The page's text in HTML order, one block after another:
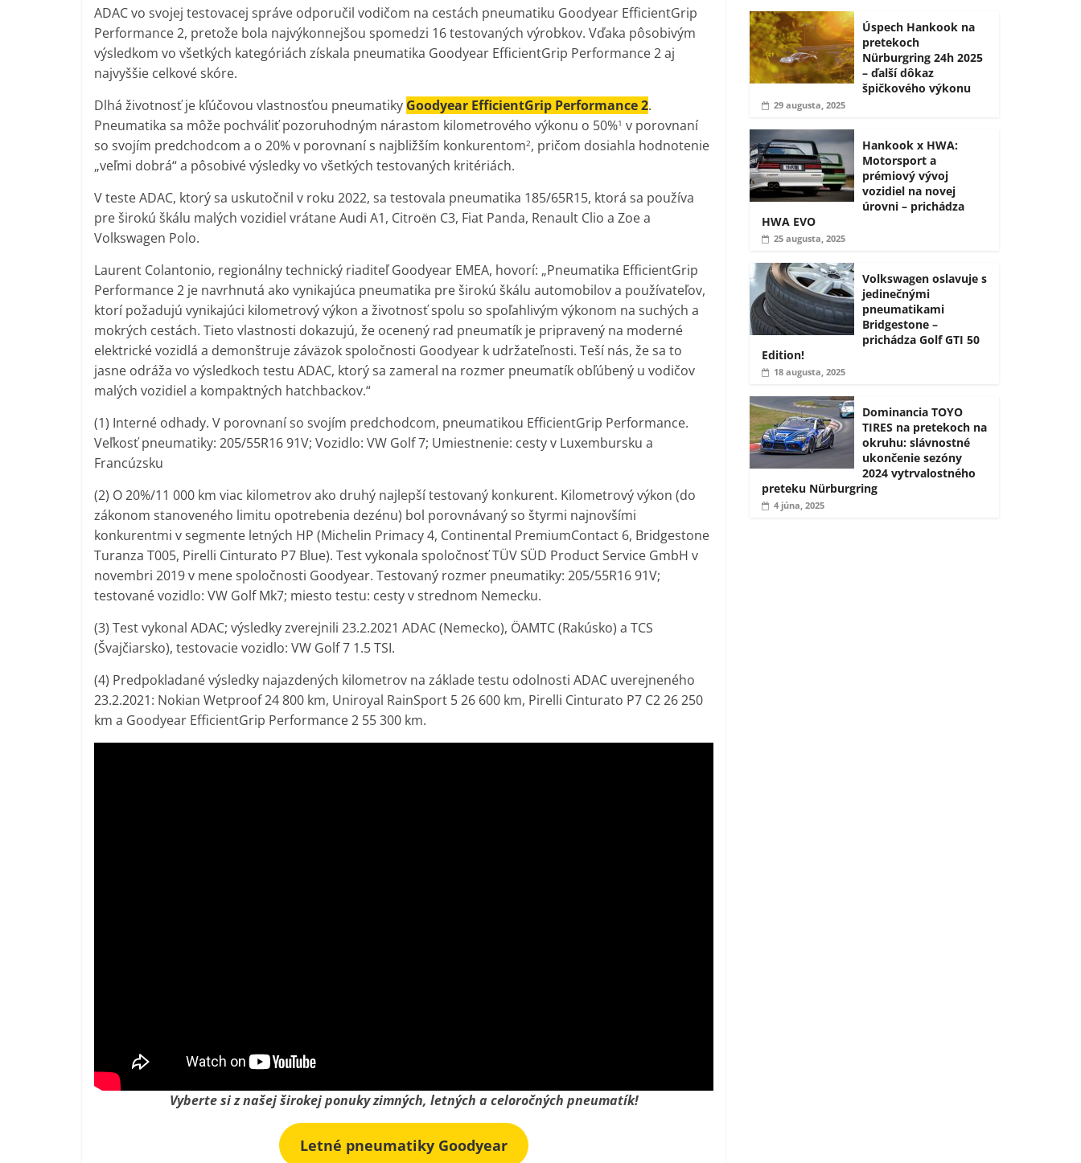
ADAC vo svojej testovacej správe odporučil vodičom na cestách pneumatiku Goodyear EfficientGrip
Performance 2, pretože bola najvýkonnejšou spomedzi 16 testovaných výrobkov. Vďaka pôsobivým
výsledkom vo všetkých kategóriách získala pneumatika Goodyear EfficientGrip Performance 2 aj
najvyššie celkové skóre.
Dlhá životnosť je kľúčovou vlastnosťou pneumatiky Goodyear EfficientGrip Performance 2.
Pneumatika sa môže pochváliť pozoruhodným nárastom kilometrového výkonu o 50%1 v porovnaní
so svojím predchodcom a o 20% v porovnaní s najbližším konkurentom2, pričom dosiahla hodnotenie
„veľmi dobrá“ a pôsobivé výsledky vo všetkých testovaných kritériách.
V teste ADAC, ktorý sa uskutočnil v roku 2022, sa testovala pneumatika 185/65R15, ktorá sa používa
pre širokú škálu malých vozidiel vrátane Audi A1, Citroën C3, Fiat Panda, Renault Clio a Zoe a
Volkswagen Polo.
Laurent Colantonio, regionálny technický riaditeľ Goodyear EMEA, hovorí: „Pneumatika EfficientGrip
Performance 2 je navrhnutá ako vynikajúca pneumatika pre širokú škálu automobilov a používateľov,
ktorí požadujú vynikajúci kilometrový výkon a životnosť spolu so spoľahlivým výkonom na suchých a
mokrých cestách. Tieto vlastnosti dokazujú, že ocenený rad pneumatík je pripravený na moderné
elektrické vozidlá a demonštruje záväzok spoločnosti Goodyear k udržateľnosti. Teší nás, že sa to
jasne odráža vo výsledkoch testu ADAC, ktorý sa zameral na rozmer pneumatík obľúbený u vodičov
malých vozidiel a kompaktných hatchbackov.“
(1) Interné odhady. V porovnaní so svojím predchodcom, pneumatikou EfficientGrip Performance.
Veľkosť pneumatiky: 205/55R16 91V; Vozidlo: VW Golf 7; Umiestnenie: cesty v Luxembursku a
Francúzsku
(2) O 20%/11 000 km viac kilometrov ako druhý najlepší testovaný konkurent. Kilometrový výkon (do
zákonom stanoveného limitu opotrebenia dezénu) bol porovnávaný so štyrmi najnovšími
konkurentmi v segmente letných HP (Michelin Primacy 4, Continental PremiumContact 6, Bridgestone
Turanza T005, Pirelli Cinturato P7 Blue). Test vykonala spoločnosť TÜV SÜD Product Service GmbH v
novembri 2019 v mene spoločnosti Goodyear. Testovaný rozmer pneumatiky: 205/55R16 91V;
testované vozidlo: VW Golf Mk7; miesto testu: cesty v strednom Nemecku.
(3) Test vykonal ADAC; výsledky zverejnili 23.2.2021 ADAC (Nemecko), ÖAMTC (Rakúsko) a TCS
(Švajčiarsko), testovacie vozidlo: VW Golf 7 1.5 TSI.
(4) Predpokladané výsledky najazdených kilometrov na základe testu odolnosti ADAC uverejneného
23.2.2021: Nokian Wetproof 24 800 km, Uniroyal RainSport 5 26 600 km, Pirelli Cinturato P7 C2 26 250
km a Goodyear EfficientGrip Performance 2 55 300 km.
Vyberte si z našej širokej ponuky zimných, letných a celoročných pneumatík!
Letné pneumatiky Goodyear
Úspech Hankook na
pretekoch
Nürburgring 24h 2025
– ďalší dôkaz
špičkového výkonu
29 augusta, 2025
Hankook x HWA:
Motorsport a
prémiový vývoj
vozidiel na novej
úrovni – prichádza
HWA EVO
25 augusta, 2025
Volkswagen oslavuje s
jedinečnými
pneumatikami
Bridgestone –
prichádza Golf GTI 50
Edition!
18 augusta, 2025
Dominancia TOYO
TIRES na pretekoch na
okruhu: slávnostné
ukončenie sezóny
2024 vytrvalostného
preteku Nürburgring
4 júna, 2025